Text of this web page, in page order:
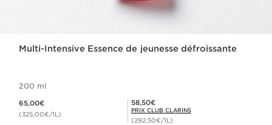
Multi-Intensive Essence de jeunesse défroissante
200 ml
65,00€
(325,00€/1L)
Prix Club Clarins 58,50€
58,50€
PRIX CLUB CLARINS
(292,50€/1L)